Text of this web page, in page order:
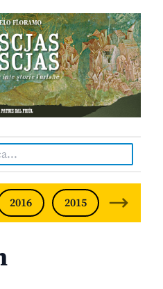
• NEODVISNI
2016 2015 2014